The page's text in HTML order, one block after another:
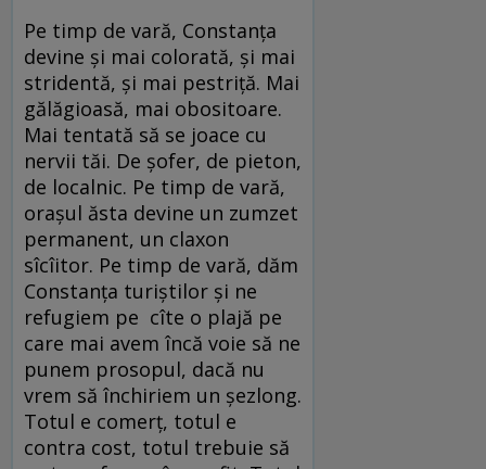
Pe timp de vară, Constanța
devine și mai colorată, și mai
stridentă, și mai pestriță. Mai
gălăgioasă, mai obositoare.
Mai tentată să se joace cu
nervii tăi. De șofer, de pieton,
de localnic. Pe timp de vară,
orașul ăsta devine un zumzet
permanent, un claxon
sîcîitor. Pe timp de vară, dăm
Constanța turiștilor și ne
refugiem pe cîte o plajă pe
care mai avem încă voie să ne
punem prosopul, dacă nu
vrem să închiriem un șezlong.
Totul e comerț, totul e
contra cost, totul trebuie să